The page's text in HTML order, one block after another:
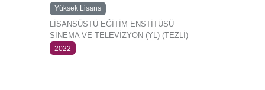
Yüksek Lisans
LİSANSÜSTÜ EĞİTİM ENSTİTÜSÜ
SİNEMA VE TELEVİZYON (YL) (TEZLİ)
2022